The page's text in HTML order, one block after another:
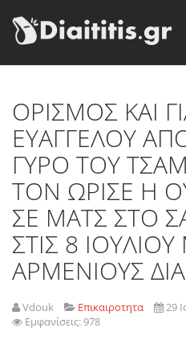
OΡΙΣΜΟΣ ΚΑΙ
ΕΥΑΓΓΕΛΟΥ
ΓΥΡΟ ΤΟΥ
ΤΟΝ ΩΡΙΣΕ Η
ΣΕ ΜΑΤΣ ΣΤΟ
ΣΤΙΣ 8
ΑΡΜΕΝΙΟΥΣ
Vdouk Επικαιροτητα
29
Εμφανίσεις: 978